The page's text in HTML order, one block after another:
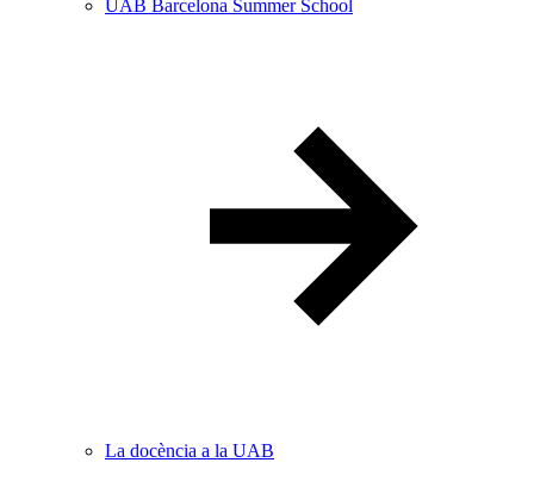
UAB Barcelona Summer School
La docència a la UAB